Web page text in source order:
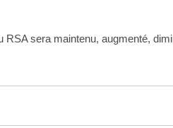
sera maintenu, augmenté,